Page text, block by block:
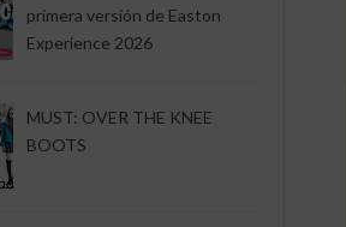
primera versión de Easton
Experience 2026
MUST: OVER THE KNEE
BOOTS